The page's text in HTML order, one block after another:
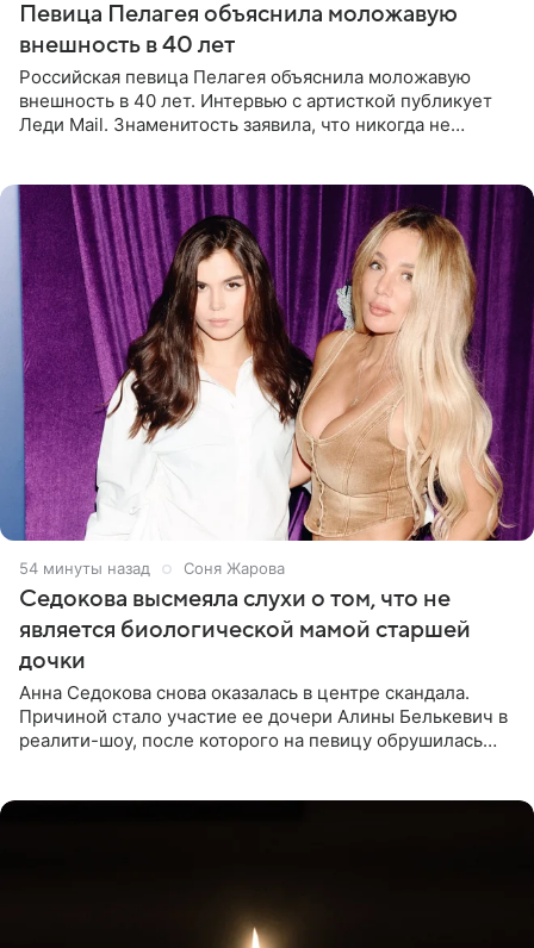
Певица Пелагея объяснила моложавую
внешность в 40 лет
Российская певица Пелагея объяснила моложавую
внешность в 40 лет. Интервью с артисткой публикует
Леди Mail. Знаменитость заявила, что никогда не
54 минуты назад Соня Жарова
Седокова высмеяла слухи о том, что не
является биологической мамой старшей
дочки
Анна Седокова снова оказалась в центре скандала.
Причиной стало участие ее дочери Алины Белькевич в
реалити-шоу, после которого на певицу обрушилась